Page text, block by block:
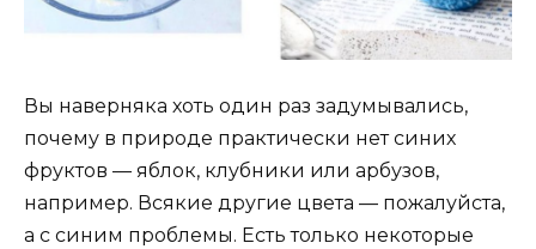
Вы наверняка хоть один раз задумывались,
почему в природе практически нет синих
фруктов — яблок, клубники или арбузов,
например. Всякие другие цвета — пожалуйста,
а с синим проблемы. Есть только некоторые